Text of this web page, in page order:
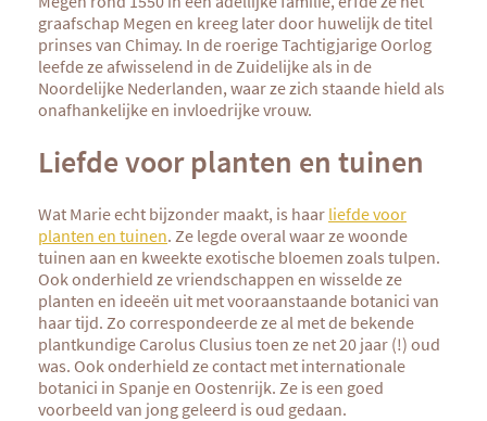
graafschap Megen en kreeg later door huwelijk de titel
prinses van Chimay. In de roerige Tachtigjarige Oorlog
leefde ze afwisselend in de Zuidelijke als in de
Noordelijke Nederlanden, waar ze zich staande hield als
onafhankelijke en invloedrijke vrouw.
Liefde voor planten en tuinen
Wat Marie echt bijzonder maakt, is haar liefde voor
planten en tuinen. Ze legde overal waar ze woonde
tuinen aan en kweekte exotische bloemen zoals tulpen.
Ook onderhield ze vriendschappen en wisselde ze
planten en ideeën uit met vooraanstaande botanici van
haar tijd. Zo correspondeerde ze al met de bekende
plantkundige Carolus Clusius toen ze net 20 jaar (!) oud
was. Ook onderhield ze contact met internationale
botanici in Spanje en Oostenrijk. Ze is een goed
voorbeeld van jong geleerd is oud gedaan.